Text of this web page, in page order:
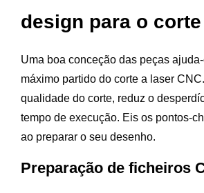
design para o
Uma boa conceção das peças
máximo partido do corte a laser
qualidade do corte, reduz o
tempo de execução. Eis os pontos-
ao preparar o seu desenho.
Preparação de ficheiros